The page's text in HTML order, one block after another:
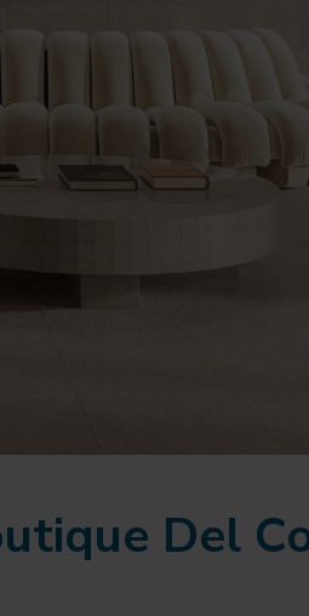
Del